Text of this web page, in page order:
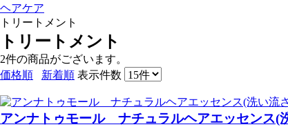
ヘアケア
トリートメント
トリートメント
2件の商品がございます。
価格順
新着順 表示件数
アンナトゥモール ナチュラルヘアエッセンス(